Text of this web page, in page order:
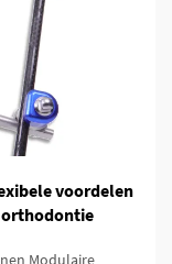
voordelen
orthodontie
Modulaire